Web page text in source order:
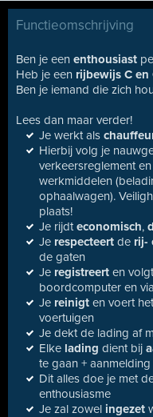
Functieomschrijving
Ben je een enthousiast
Heb je een rijbewijs C en
Ben je iemand die zich
Lees dan maar verder!
Je werkt als
Hierbij volg je
verkeersreglement
werkmiddelen
ophaalwagen).
plaats!
Je rijdteconomisch,
Je respecteert de rij-
de gaten
Je registreert en
boordcomputer en
Je reinigt en voert
voertuigen
Je dekt de lading af
Elke lading dient bij
te gaan +
Dit alles doe je met
enthousiasme
Je zal zowel ingezet